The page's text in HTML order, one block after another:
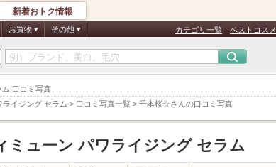
口コミ写真
イジング セラム > 口コミ写真一覧 > 千本桜☆さんの口コミ写真
新着おトク情報
お買物 その他 カテゴリ一覧 ベストコスメ
ミューン パワライジング セラム